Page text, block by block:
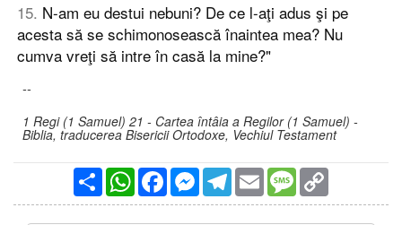
15. N-am eu destui nebuni? De ce l-aţi adus şi pe
acesta să se schimonosească înaintea mea? Nu
cumva vreţi să intre în casă la mine?"
--
1 Regi (1 Samuel) 21 - Cartea întâia a Regilor (1 Samuel) -
Biblia, traducerea Bisericii Ortodoxe, Vechiul Testament
PartajareWhatsAppFacebookMessengerTelegram
Email Message